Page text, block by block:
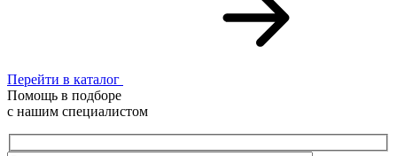
Перейти в каталог
Помощь в подборе
с нашим специалистом